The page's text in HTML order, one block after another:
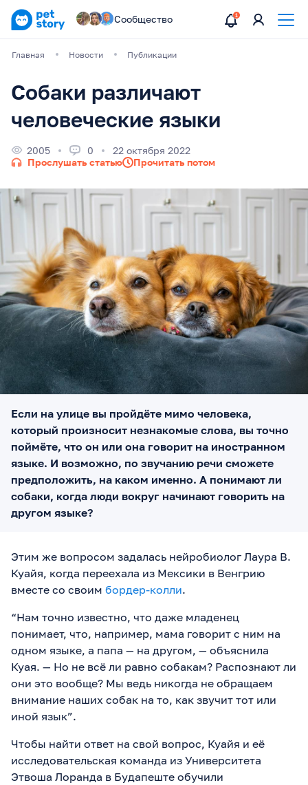
Сообщество
Главная Новости Публикации
Собаки различают
человеческие языки
2005 0
22 октября 2022
Прослушать статью
Прочитать потом
Если на улице вы пройдёте мимо человека,
который произносит незнакомые слова, вы точно
поймёте, что он или она говорит на иностранном
языке. И возможно, по звучанию речи сможете
предположить, на каком именно. А понимают ли
собаки, когда люди вокруг начинают говорить на
другом языке?
Этим же вопросом задалась нейробиолог Лаура В.
Куайя, когда переехала из Мексики в Венгрию
вместе со своим бордер-колли.
“Нам точно известно, что даже младенец
понимает, что, например, мама говорит с ним на
одном языке, а папа — на другом, — объяснила
Куая. — Но не всё ли равно собакам? Распознают ли
они это вообще? Мы ведь никогда не обращаем
внимание наших собак на то, как звучит тот или
иной язык”.
Чтобы найти ответ на свой вопрос, Куайя и её
исследовательская команда из Университета
Этвоша Лоранда в Будапеште обучили